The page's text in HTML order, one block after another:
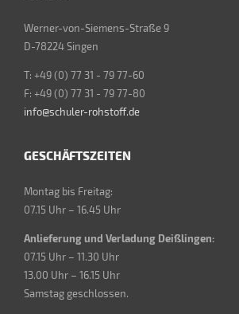
Werner-von-Siemens-Straße 9
D-78224 Singen
T: +49 (0) 77 31 - 79 77-60
F: +49 (0) 77 31 - 79 77-80
info@schuler-rohstoff.de
GESCHÄFTSZEITEN
Montag bis Freitag:
07.15 Uhr – 16.45 Uhr
Anlieferung und Verladung Deißlingen:
07.15 Uhr – 11.30 Uhr
13.00 Uhr – 16.15 Uhr
Samstag geschlossen.